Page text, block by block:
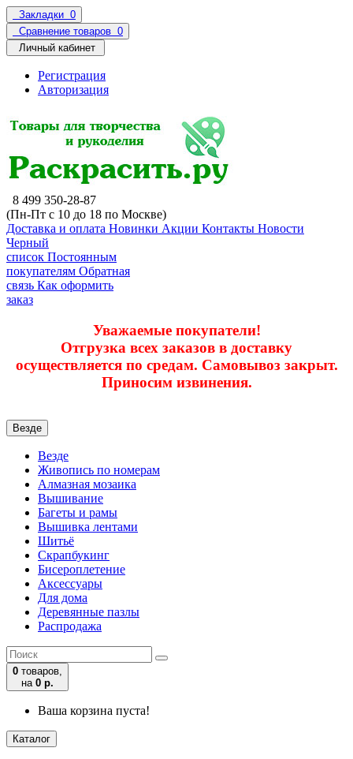
Закладки 0
Сравнение товаров 0
Личный кабинет
Регистрация
Авторизация
8 499 350-28-87
(Пн-Пт с 10 до 18 по Москве)
Доставка и оплата Новинки Акции Контакты Новости
Черный
список Постоянным
покупателям Обратная
связь Как оформить
заказ
Уважаемые покупатели!
Отгрузка всех заказов в доставку
осуществляется по средам. Самовывоз закрыт.
Приносим извинения.
Везде
Везде
Живопись по номерам
Алмазная мозаика
Вышивание
Багеты и рамы
Вышивка лентами
Шитьё
Скрапбукинг
Бисероплетение
Аксессуары
Для дома
Деревянные пазлы
Распродажа
0 товаров,
на 0 р.
Ваша корзина пуста!
Каталог